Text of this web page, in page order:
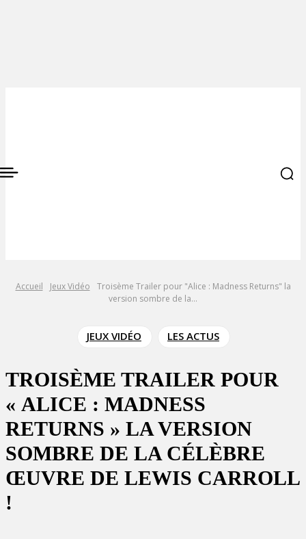
Accueil Jeux Vidéo
Troisème Trailer pour "Alice : Madness Returns" la
version sombre de la...
JEUX VIDÉO LES ACTUS
TROISÈME TRAILER POUR
« ALICE : MADNESS
RETURNS » LA VERSION
SOMBRE DE LA CÉLÈBRE
ŒUVRE DE LEWIS CARROLL
!